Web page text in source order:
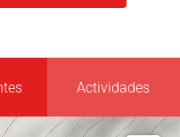
Actividades